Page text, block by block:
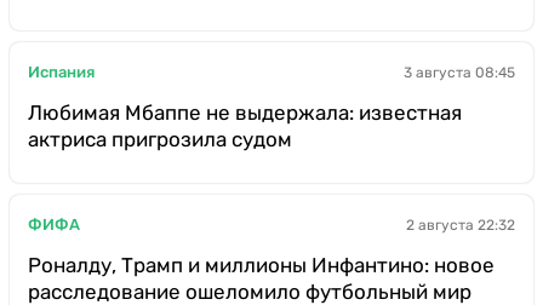
Испания 3 августа 08:45
Любимая Мбаппе не выдержала: известная
актриса пригрозила судом
ФИФА 2 августа 22:32
Роналду, Трамп и миллионы Инфантино: новое
расследование ошеломило футбольный мир